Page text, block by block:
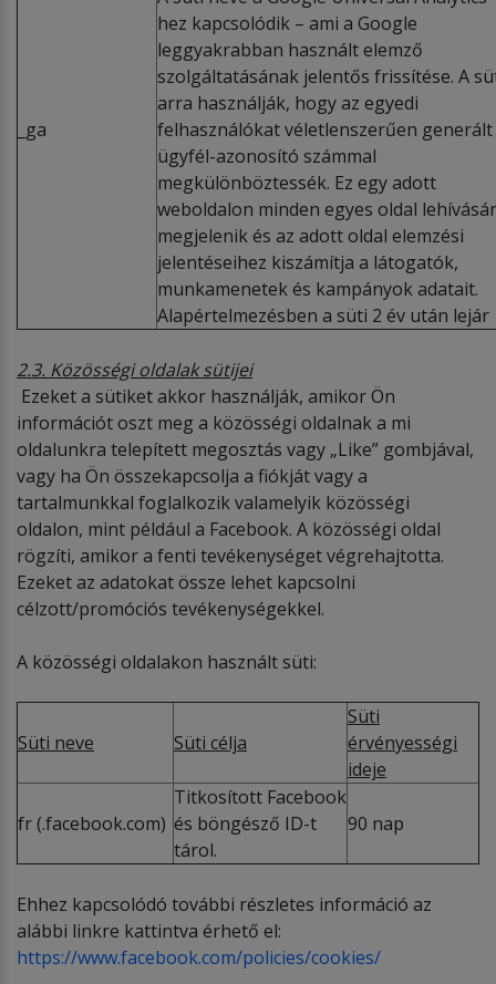
_ga
hez kapcsolódik – ami a Google
leggyakrabban használt elemző
szolgáltatásának jelentős frissítése. A
arra használják, hogy az egyedi
felhasználókat véletlenszerűen generált
ügyfél-azonosító számmal
megkülönböztessék. Ez egy adott
weboldalon minden egyes oldal
megjelenik és az adott oldal elemzési
jelentéseihez kiszámítja a látogatók,
munkamenetek és kampányok adatait.
Alapértelmezésben a süti 2 év után lejár
2.3. Közösségi oldalak sütijei
Ezeket a sütiket akkor használják, amikor Ön
információt oszt meg a közösségi oldalnak a mi
oldalunkra telepített megosztás vagy „Like” gombjával,
vagy ha Ön összekapcsolja a fiókját vagy a
tartalmunkkal foglalkozik valamelyik közösségi
oldalon, mint például a Facebook. A közösségi oldal
rögzíti, amikor a fenti tevékenységet végrehajtotta.
Ezeket az adatokat össze lehet kapcsolni
célzott/promóciós tevékenységekkel.
A közösségi oldalakon használt süti:
Süti neve Süti célja
Süti
érvényességi
ideje
fr (.facebook.com)
Titkosított Facebook
és böngésző ID-t
tárol.
90 nap
Ehhez kapcsolódó további részletes információ az
alábbi linkre kattintva érhető el:
https://www.facebook.com/policies/cookies/